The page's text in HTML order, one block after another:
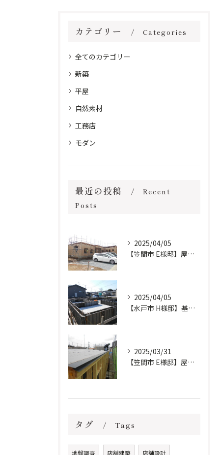
カテゴリー Categories
全てのカテゴリー
新築
平屋
自然素材
工務店
モダン
最近の投稿
Recent
Posts
2025/04/05
【笠間市 E様邸】屋根工事完了しました。
2025/04/05
【水戸市 H様邸】基礎工事進行中です。
2025/03/31
【笠間市 E様邸】屋根防水下地施工しました。
タグ Tags
地盤調査 店舗建築 店舗設計